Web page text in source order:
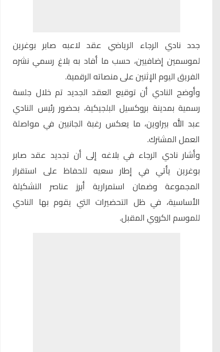
جدد نادي الرجاء الرياضي عقد لاعبه صابر بوغرين
لموسمين إضافيين، حسب ما أفاد به بلاغ رسمي نشره
الفريق اليوم الإثنين على منصاته الرقمية.
وأوضح النادي أن توقيع العقد الجديد تم خلال جلسة
رسمية بمدينة بروكسيل البلجيكية، بحضور رئيس النادي
عبد الله بيراوين، ما يعكس رغبة الجانبين في مواصلة
العمل المشترك.
وأشار نادي الرجاء في بلاغه إلى أن تجديد عقد صابر
بوغرين يأتي في إطار سعيه للحفاظ على استقرار
المجموعة وضمان استمرارية أبرز عناصر التشكيلة
الأساسية، في ظل التحضيرات التي يقوم بها النادي
للموسم الكروي المقبل.